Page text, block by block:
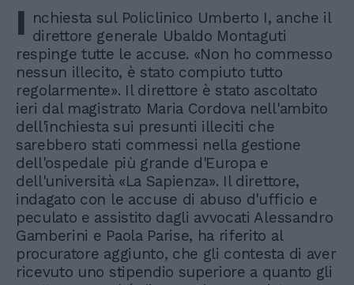
I nchiesta sul Policlinico Umberto I, anche il
direttore generale Ubaldo Montaguti
respinge tutte le accuse. «Non ho commesso
nessun illecito, è stato compiuto tutto
regolarmente». Il direttore è stato ascoltato
ieri dal magistrato Maria Cordova nell'ambito
dell'inchiesta sui presunti illeciti che
sarebbero stati commessi nella gestione
dell'ospedale più grande d'Europa e
dell'università «La Sapienza». Il direttore,
indagato con le accuse di abuso d'ufficio e
peculato e assistito dagli avvocati Alessandro
Gamberini e Paola Parise, ha riferito al
procuratore aggiunto, che gli contesta di aver
ricevuto uno stipendio superiore a quanto gli